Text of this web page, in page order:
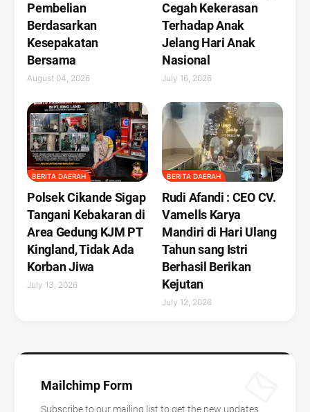
Pembelian
Berdasarkan
Kesepakatan
Bersama
August 04, 2026
Cegah Kekerasan
Terhadap Anak
Jelang Hari Anak
Nasional
July 16, 2026
BERITA DAERAH
Polsek Cikande Sigap
Tangani Kebakaran di
Area Gedung KJM PT
Kingland, Tidak Ada
Korban Jiwa
July 13, 2026
BERITA DAERAH
Rudi Afandi : CEO CV.
Vamells Karya
Mandiri di Hari Ulang
Tahun sang Istri
Berhasil Berikan
Kejutan ‎
July 12, 2026
Mailchimp Form
Subscribe to our mailing list to get the new updates.